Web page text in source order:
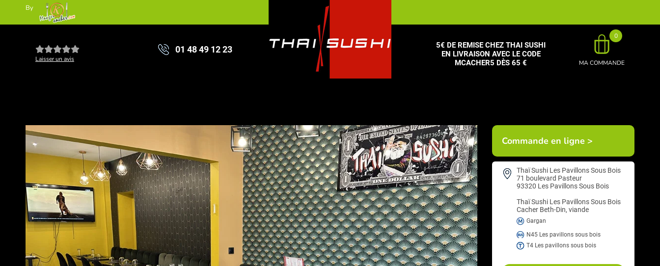
By
01 48 49 12 23
MA COMMANDE
0
Laisser un avis
5€ DE REMISE CHEZ THAI SUSHI
EN LIVRAISON AVEC LE CODE
MCACHER5 DÈS 65 €
Commande en ligne >
Thaï Sushi Les Pavillons Sous Bois
71 boulevard Pasteur
93320 Les Pavillons Sous Bois
Thaï Sushi Les Pavillons Sous Bois
Cacher Beth-Din, viande
Gargan
N45 Les pavillons sous bois
T4 Les pavillons sous bois